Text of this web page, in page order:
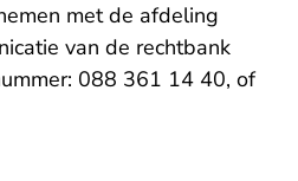
met de afdeling
van de rechtbank
088 361 14 40, of